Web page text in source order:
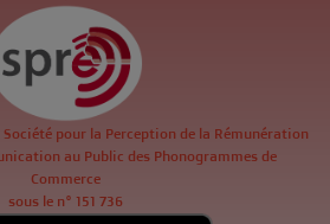
Société pour la Perception de la Rémunération
au Public des Phonogrammes de
Commerce
sous le n° 151 736